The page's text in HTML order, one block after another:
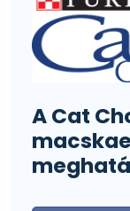
A Cat